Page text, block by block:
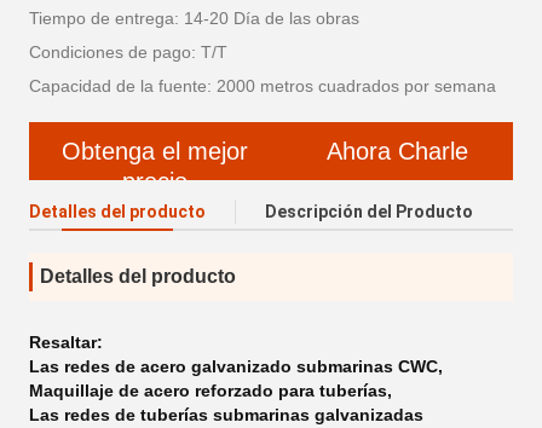
Tiempo de entrega: 14-20 Día de las obras
Condiciones de pago: T/T
Capacidad de la fuente: 2000 metros cuadrados por semana
Obtenga el mejor
precio
Ahora Charle
Detalles del producto Descripción del Producto
Detalles del producto
Resaltar:
Las redes de acero galvanizado submarinas CWC,
Maquillaje de acero reforzado para tuberías,
Las redes de tuberías submarinas galvanizadas